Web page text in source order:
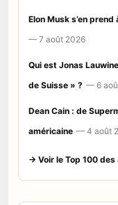
Elon Musk s’en
— 7 août 2026
Qui est Jonas
de Suisse » ? — 6
Dean Cain : de
américaine — 4 août
→ Voir le Top 100